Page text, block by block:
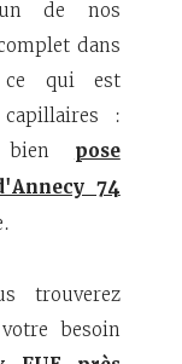
de nos
dans
qui est
:
pose
74
trouverez
besoin